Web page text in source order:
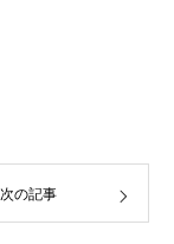
次の記事